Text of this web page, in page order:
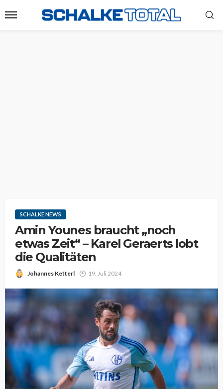
SCHALKE NEWS
Amin Younes braucht „noch
etwas Zeit“ – Karel Geraerts lobt
die Qualitäten
Johannes Ketterl 19. Juli 2024